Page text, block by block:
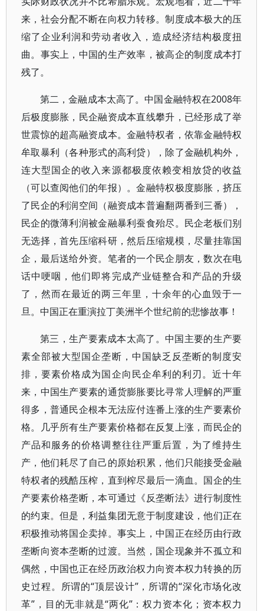
来，社会分配不断在向权力转移。制度成本极大的压
缩了企业利润和劳动者收入，造成经济结构极度扭
曲。事实上，中国的生产效率，被高企的制度成本打
残了。
第二，金融成本太高了。中国金融特权在2008年
后极度膨胀，民企融资成本直线攀升，已经形成了举
世震惊的超高融资成本。金融特权者，依靠金融特权
牟取暴利（各种形式的高利贷），除了金融机构外，
连大型国企的收入来源都极度依赖变相放贷的收益
（可以查阅他们的年报）。金融特权极度膨胀，挤压
了民企的利润空间（融资成本普遍翻两番到三番），
民企的微薄利润被金融暴利蚕食殆尽。民企老板们别
无选择，首先压缩科研，然后压缩规模，尽量挂靠国
企，最后送给外资。笔者的一个民企朋友，数次在电
话中哽咽，他们即将完成产业链整合和产品的升级
了，然而在最近的两三年里，十余年的心血毁于一
旦。中国正在重演拉丁美洲半个世纪前的悲惨故事！
第三，生产要素成本太高了。中国主要的生产要
素全部被大型国企垄断，中国缺乏反垄断的制度安
排，要素价格成为国企向民企牟利的利刃。近十年
来，中国生产要素的通货膨胀要比寻常人理解的严重
得多，普通民企根本无法应付连番上涨的生产要素价
格。几乎所有生产要素价格都在反复上涨，而民企的
产品和服务的价格调整往往严重后置，为了维持生
产，他们耗尽了自己的原始积累，他们只能接受金融
特权者的残酷压榨，直到榨尽最后一滴血。国企的生
产要素价格垄断，本可通过《反垄断法》进行制度性
的约束。但是，利益集团无意于制度建设，他们正在
积极推动将国企卖掉。事实上，中国正在经历由行政
垄断向资本垄断的过渡。当然，国企现象并不孤立和
偶然，中国也正在经历政治权力向资本权力转换的历
史过程。所谓的“顶层设计”，所谓的“深化市场化改
革”，目的无非就是“两化”：权力资本化；资本权力